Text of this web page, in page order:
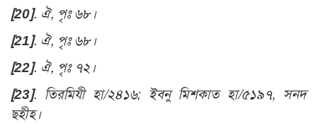
[20]. ঐ, পৃঃ ৬৮।
[21]. ঐ, পৃঃ ৬৮।
[22]. ঐ, পৃঃ ৭২ ।
[23]. তিরমিযী হা/২৪১৬; ইবনু মিশকাত হা/৫১৯৭, সনদ
ছহীহ।